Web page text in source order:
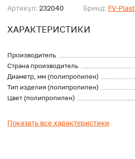
Артикул: 232040 Бренд: FV-Plast
ХАРАКТЕРИСТИКИ
Производитель
Страна производитель
Диаметр, мм (полипропилен)
Тип изделия (полипропилен)
Цвет (полипропилен)
Показать все характеристики